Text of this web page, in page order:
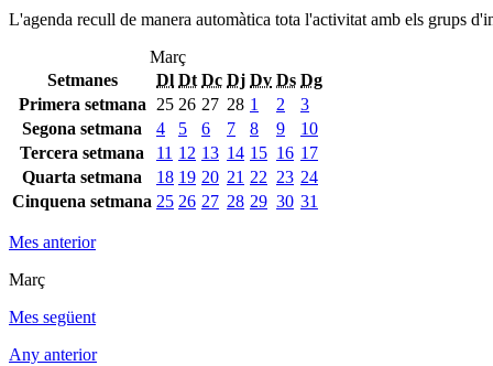
L'agenda recull de manera automàtica tota l'activitat amb els grups
Març
Setmanes
Dl Dt Dc Dj Dv Ds Dg
Primera setmana
25 26 27 28 1 2
3
Segona setmana
4 5 6 7 8 9
10
Tercera setmana
11 12 13 14 15 16 17
Quarta setmana
18 19 20 21 22 23 24
Cinquena setmana 25 26 27 28 29 30 31
Mes anterior
Març
Mes següent
Any anterior